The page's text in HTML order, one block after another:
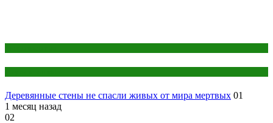
Деревянные стены не спасли живых от мира мертвых 01
1 месяц назад
02